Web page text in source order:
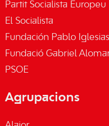
Partit Socialista Europeu
El Socialista
Fundación Pablo Iglesias
Fundació Gabriel
PSOE
Agrupacions